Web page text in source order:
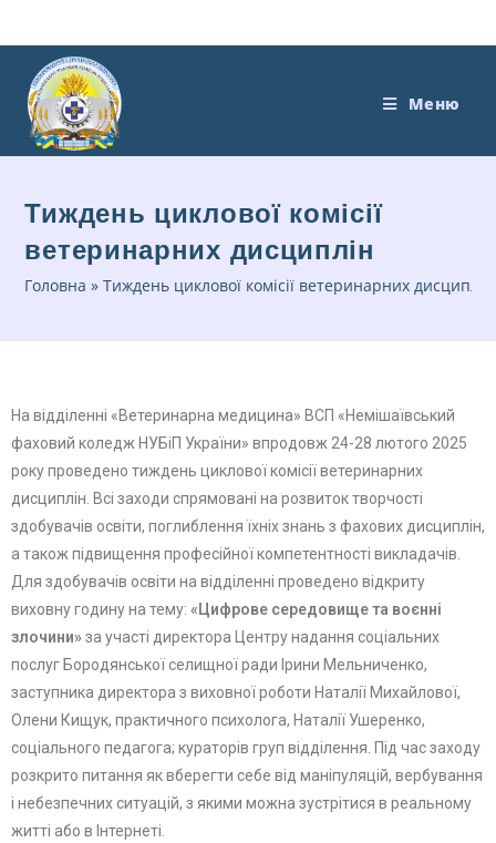
Меню
Тиждень циклової комісії
ветеринарних дисциплін
Головна »Тиждень циклової комісії ветеринарних дисциплін
На відділенні «Ветеринарна медицина» ВСП «Немішаївський
фаховий коледж НУБіП України» впродовж 24-28 лютого 2025
року проведено тиждень циклової комісії ветеринарних
дисциплін. Всі заходи спрямовані на розвиток творчості
здобувачів освіти, поглиблення їхніх знань з фахових дисциплін,
а також підвищення професійної компетентності викладачів.
Для здобувачів освіти на відділенні проведено відкриту
виховну годину на тему: «Цифрове середовище та воєнні
злочини»за участі директора Центру надання соціальних
послуг Бородянської селищної ради Ірини Мельниченко,
заступника директора з виховної роботи Наталії Михайлової,
Олени Кищук, практичного психолога, Наталії Ушеренко,
соціального педагога; кураторів груп відділення. Під час заходу
розкрито питання як вберегти себе від маніпуляцій, вербування
і небезпечних ситуацій, з якими можна зустрітися в реальному
житті або в Інтернеті.